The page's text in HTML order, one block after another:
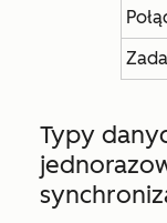
Typy